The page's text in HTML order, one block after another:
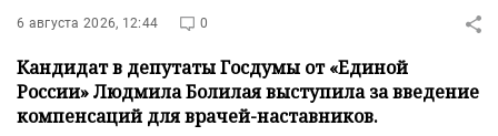
6 августа 2026, 12:44 0
Кандидат в депутаты Госдумы от «Единой
России» Людмила Болилая выступила за введение
компенсаций для врачей-наставников.